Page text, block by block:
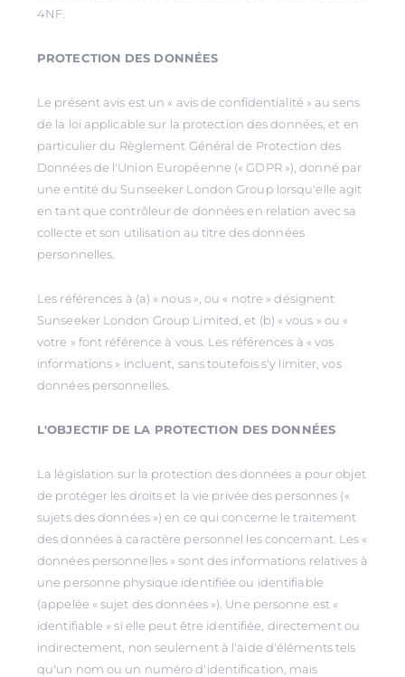
4NF.
PROTECTION DES DONNÉES
Le présent avis est un « avis de confidentialité » au sens
de la loi applicable sur la protection des données, et en
particulier du Règlement Général de Protection des
Données de l'Union Européenne (« GDPR »), donné par
une entité du Sunseeker London Group lorsqu'elle agit
en tant que contrôleur de données en relation avec sa
collecte et son utilisation au titre des données
personnelles.
Les références à (a) « nous », ou « notre » désignent
Sunseeker London Group Limited, et (b) « vous » ou «
votre » font référence à vous. Les références à « vos
informations » incluent, sans toutefois s'y limiter, vos
données personnelles.
L'OBJECTIF DE LA PROTECTION DES DONNÉES
La législation sur la protection des données a pour objet
de protéger les droits et la vie privée des personnes («
sujets des données ») en ce qui concerne le traitement
des données à caractère personnel les concernant. Les «
données personnelles » sont des informations relatives à
une personne physique identifiée ou identifiable
(appelée « sujet des données »). Une personne est «
identifiable » si elle peut être identifiée, directement ou
indirectement, non seulement à l'aide d'éléments tels
qu'un nom ou un numéro d'identification, mais